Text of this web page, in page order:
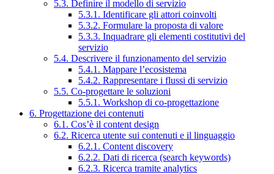
5.3. Definire il modello di servizio
5.3.1. Identificare gli attori coinvolti
5.3.2. Formulare la proposta di valore
5.3.3. Inquadrare gli elementi costitutivi del
servizio
5.4. Descrivere il funzionamento del servizio
5.4.1. Mappare l’ecosistema
5.4.2. Rappresentare i flussi di servizio
5.5. Co-progettare le soluzioni
5.5.1. Workshop di co-progettazione
6. Progettazione dei contenuti
6.1. Cos’è il content design
6.2. Ricerca utente sui contenuti e il linguaggio
6.2.1. Content discovery
6.2.2. Dati di ricerca (search keywords)
6.2.3. Ricerca tramite analytics